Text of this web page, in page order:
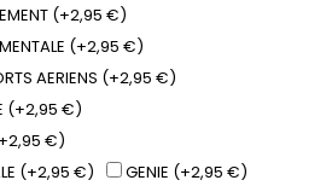
(+2,95 €)
(+2,95 €)
AERIENS (+2,95 €)
(+2,95 €)
€)
(+2,95 €)
GENIE (+2,95 €)